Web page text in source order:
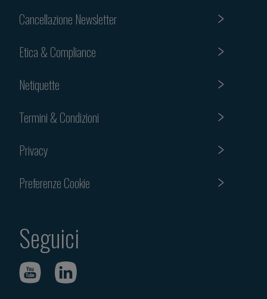
Cancellazione Newsletter
Etica & Compliance
Netiquette
Termini & Condizioni
Privacy
Preferenze Cookie
Seguici